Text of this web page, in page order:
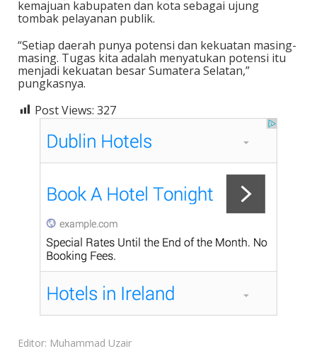
kemajuan kabupaten dan kota sebagai ujung
tombak pelayanan publik.
“Setiap daerah punya potensi dan kekuatan masing-
masing. Tugas kita adalah menyatukan potensi itu
menjadi kekuatan besar Sumatera Selatan,”
pungkasnya.
Post Views: 327
Editor: Muhammad Uzair